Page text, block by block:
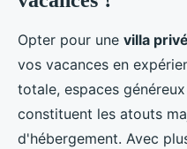
Opter pour une villa
vos vacances en
totale, espaces
constituent les atouts
d'hébergement. Avec